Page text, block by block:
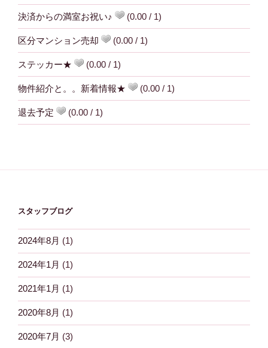
決済からの満室お祝い♪ (0.00 / 1)
区分マンション売却 (0.00 / 1)
ステッカー★ (0.00 / 1)
物件紹介と。。新着情報★ (0.00 / 1)
退去予定 (0.00 / 1)
スタッフブログ
2024年8月 (1)
2024年1月 (1)
2021年1月 (1)
2020年8月 (1)
2020年7月 (3)